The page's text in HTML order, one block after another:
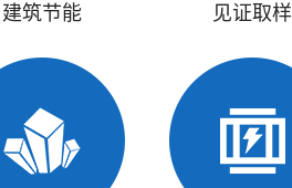
建筑节能 见证取样